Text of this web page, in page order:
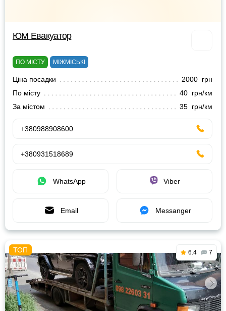
ЮМ Евакуатор
ПО МІСТУ МІЖМІСЬКІ
Ціна посадки
2000 грн
По місту
40 грн/км
За містом
35 грн/км
+380988908600
+380931518689
WhatsApp Viber
Email Messanger
6.4 7